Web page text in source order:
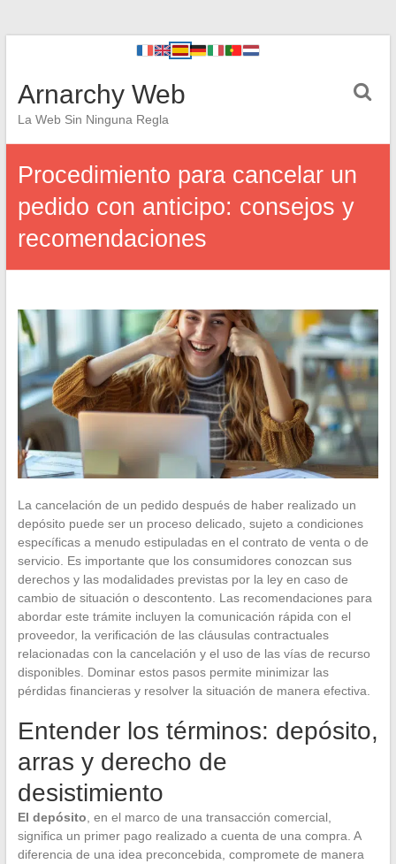
Arnarchy Web
La Web Sin Ninguna Regla
Procedimiento para cancelar un
pedido con anticipo: consejos y
recomendaciones
La cancelación de un pedido después de haber realizado un
depósito puede ser un proceso delicado, sujeto a condiciones
específicas a menudo estipuladas en el contrato de venta o de
servicio. Es importante que los consumidores conozcan sus
derechos y las modalidades previstas por la ley en caso de
cambio de situación o descontento. Las recomendaciones para
abordar este trámite incluyen la comunicación rápida con el
proveedor, la verificación de las cláusulas contractuales
relacionadas con la cancelación y el uso de las vías de recurso
disponibles. Dominar estos pasos permite minimizar las
pérdidas financieras y resolver la situación de manera efectiva.
Entender los términos: depósito,
arras y derecho de
desistimiento
El depósito , en el marco de una transacción comercial,
significa un primer pago realizado a cuenta de una compra. A
diferencia de una idea preconcebida, compromete de manera